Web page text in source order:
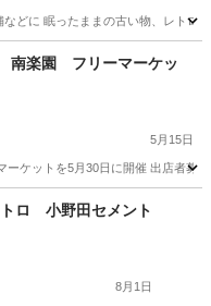
どに 眠ったままの古い物、レト
い 廃校
楽園 フリーマーケッ
5月15日
ケットを5月30日に開催 出店者募
ロ 小野田セメント
8月1日